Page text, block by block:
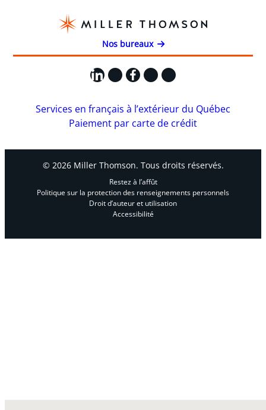
Nos bureaux
LinkedIn
X Facebook
Instagram
YouTube
Services en français à l’extérieur du Québec
Paiement par carte de crédit
© 2026 Miller Thomson. Tous droits réservés.
Restez à l’affût
Politique sur la protection des renseignements personnels
Droit d’auteur et utilisation
Accessibilité